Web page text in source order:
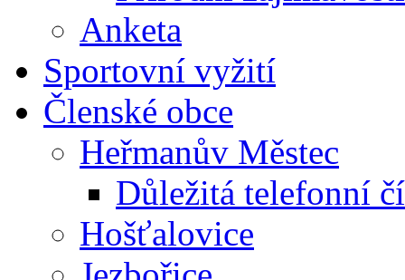
Anketa
Sportovní vyžití
Členské obce
Heřmanův Městec
Důležitá telefonní
Hošťalovice